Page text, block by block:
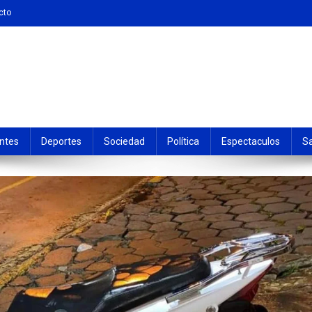
Deportes Sociedad Política Espectaculos